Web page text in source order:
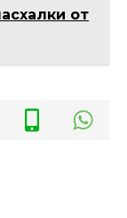
от